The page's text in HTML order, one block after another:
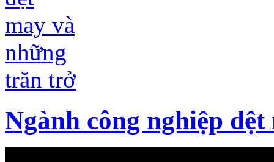
Ngành công nghiệp